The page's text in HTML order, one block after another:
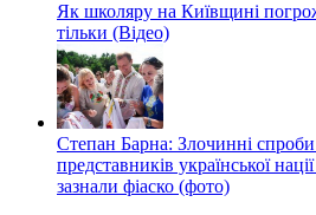
Як школяру на Київщині
тільки (Відео)
Степан Барна: Злочинні
представників української
зазнали фіаско (фото)